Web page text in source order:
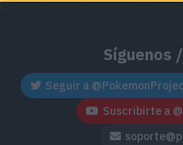
Síguenos
Seguir a
Suscribirte a